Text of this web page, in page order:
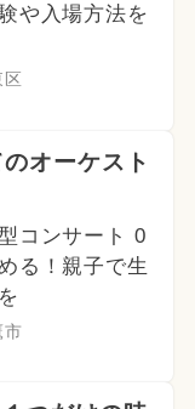
や入場方法を
オーケスト
コンサート 0
る！親子で生
市